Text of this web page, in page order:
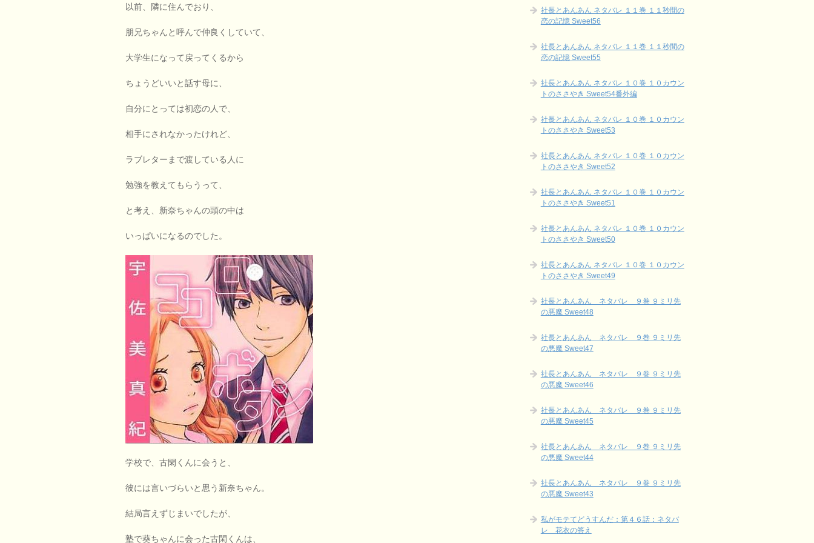
以前、隣に住んでおり、
朋兄ちゃんと呼んで仲良くしていて、
大学生になって戻ってくるから
ちょうどいいと話す母に、
自分にとっては初恋の人で、
相手にされなかったけれど、
ラブレターまで渡している人に
勉強を教えてもらうって、
と考え、新奈ちゃんの頭の中は
いっぱいになるのでした。
学校で、古閑くんに会うと、
彼には言いづらいと思う新奈ちゃん。
結局言えずじまいでしたが、
塾で葵ちゃんに会った古閑くんは、
社長とあんあん ネタバレ １１巻 １１秒間の
恋の記憶 Sweet56
社長とあんあん ネタバレ １１巻 １１秒間の
恋の記憶 Sweet55
社長とあんあん ネタバレ １０巻 １０カウン
トのささやき Sweet54番外編
社長とあんあん ネタバレ １０巻 １０カウン
トのささやき Sweet53
社長とあんあん ネタバレ １０巻 １０カウン
トのささやき Sweet52
社長とあんあん ネタバレ １０巻 １０カウン
トのささやき Sweet51
社長とあんあん ネタバレ １０巻 １０カウン
トのささやき Sweet50
社長とあんあん ネタバレ １０巻 １０カウン
トのささやき Sweet49
社長とあんあん ネタバレ ９巻 ９ミリ先
の悪魔 Sweet48
社長とあんあん ネタバレ ９巻 ９ミリ先
の悪魔 Sweet47
社長とあんあん ネタバレ ９巻 ９ミリ先
の悪魔 Sweet46
社長とあんあん ネタバレ ９巻 ９ミリ先
の悪魔 Sweet45
社長とあんあん ネタバレ ９巻 ９ミリ先
の悪魔 Sweet44
社長とあんあん ネタバレ ９巻 ９ミリ先
の悪魔 Sweet43
私がモテてどうすんだ：第４６話：ネタバ
レ 花衣の答え